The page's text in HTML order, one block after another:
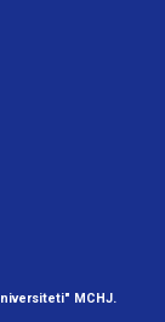
niversiteti" MCHJ.